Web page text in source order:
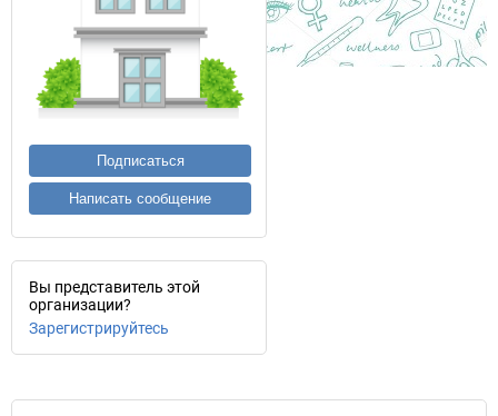
Подписаться
Написать сообщение
Вы представитель этой
организации?
Зарегистрируйтесь